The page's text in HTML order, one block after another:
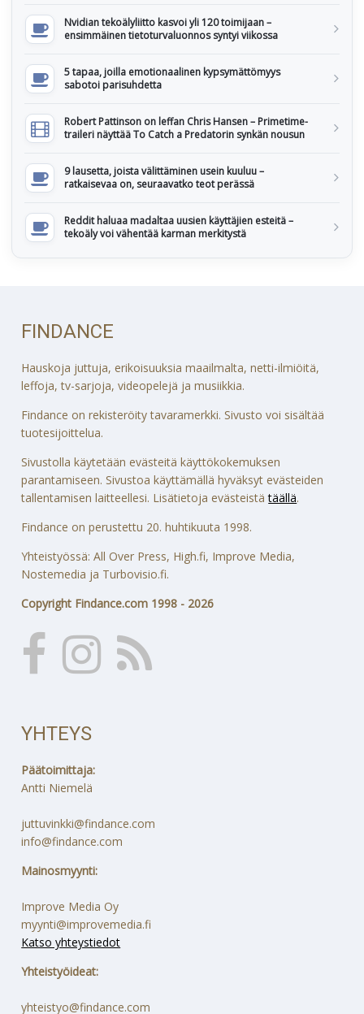
Nvidian tekoälyliitto kasvoi yli 120 toimijaan –
ensimmäinen tietoturvaluonnos syntyi viikossa
5 tapaa, joilla emotionaalinen kypsymättömyys
sabotoi parisuhdetta
Robert Pattinson on leffan Chris Hansen – Primetime-
traileri näyttää To Catch a Predatorin synkän nousun
9 lausetta, joista välittäminen usein kuuluu –
ratkaisevaa on, seuraavatko teot perässä
Reddit haluaa madaltaa uusien käyttäjien esteitä –
tekoäly voi vähentää karman merkitystä
FINDANCE
Hauskoja juttuja, erikoisuuksia maailmalta, netti-ilmiöitä,
leffoja, tv-sarjoja, videopelejä ja musiikkia.
Findance on rekisteröity tavaramerkki. Sivusto voi sisältää
tuotesijoittelua.
Sivustolla käytetään evästeitä käyttökokemuksen
parantamiseen. Sivustoa käyttämällä hyväksyt evästeiden
tallentamisen laitteellesi. Lisätietoja evästeistätäällä.
Findance on perustettu 20. huhtikuuta 1998.
Yhteistyössä: All Over Press, High.fi, Improve Media,
Nostemedia ja Turbovisio.fi.
Copyright Findance.com 1998 - 2026
YHTEYS
Päätoimittaja:
Antti Niemelä
juttuvinkki@findance.com
info@findance.com
Mainosmyynti:
Improve Media Oy
myynti@improvemedia.fi
Katso yhteystiedot
Yhteistyöideat:
yhteistyo@findance.com